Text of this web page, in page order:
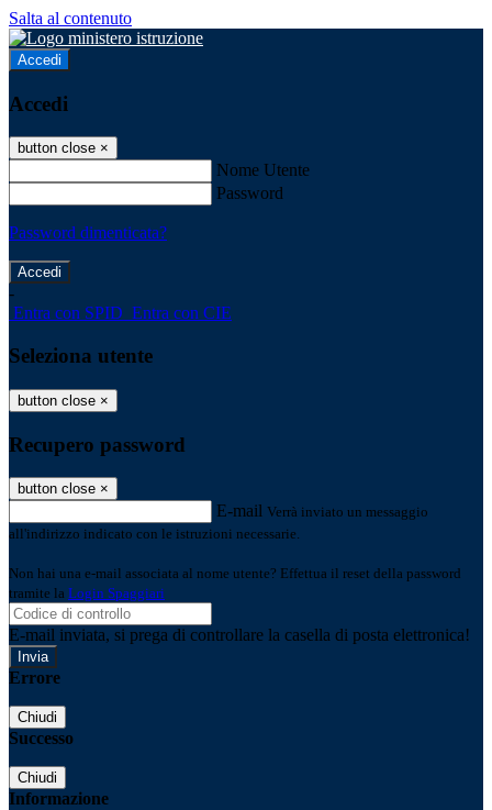
Salta al contenuto
Accedi
Accedi
button close ×
Nome Utente
Password
Password dimenticata?
-
Entra con SPID Entra con CIE
Seleziona utente
button close ×
Recupero password
button close ×
E-mail Verrà inviato un messaggio
all'indirizzo indicato con le istruzioni necessarie.
Non hai una e-mail associata al nome utente? Effettua il reset della password
tramite la Login Spaggiari
E-mail inviata, si prega di controllare la casella di posta elettronica!
Errore
Chiudi
Successo
Chiudi
Informazione